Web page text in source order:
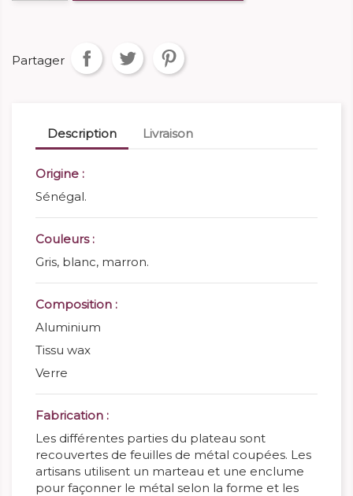
Partager
Description Livraison
Origine :
Sénégal.
Couleurs :
Gris, blanc, marron.
Composition :
Aluminium
Tissu wax
Verre
Fabrication :
Les différentes parties du plateau sont
recouvertes de feuilles de métal coupées. Les
artisans utilisent un marteau et une enclume
pour façonner le métal selon la forme et les